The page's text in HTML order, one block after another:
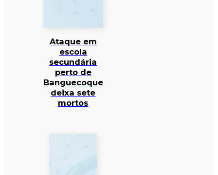
Ataque em
escola
secundária
perto de
Banguecoque
deixa sete
mortos